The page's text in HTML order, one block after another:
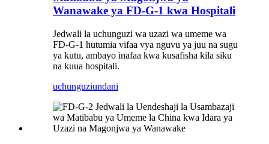
Wanawake ya FD-G-1 kwa Hospitali
Jedwali la uchunguzi wa uzazi wa umeme wa
FD-G-1 hutumia vifaa vya nguvu ya juu na sugu
ya kutu, ambayo inafaa kwa kusafisha kila siku
na kuua hospitali.
uchunguziundani